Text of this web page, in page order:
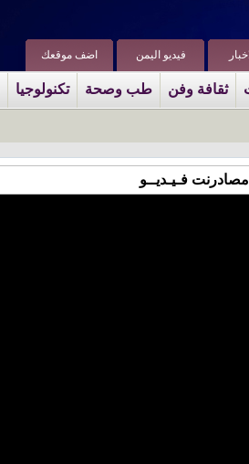
اضف موقعك فيديو اليمن
ثقافة وفن طب وصحة تكنولوجيا
مصادرنت فـيـديــو